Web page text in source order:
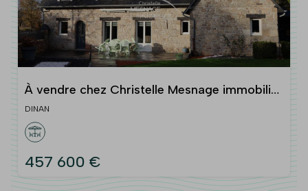
À vendre chez Christelle Mesnage immobilier
: Axe Dinan-Lamb
DINAN
457 600 €